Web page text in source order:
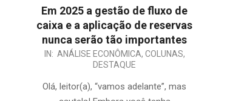
Em 2025 a gestão de fluxo de
caixa e a aplicação de reservas
nunca serão tão importantes
2025-
17
IN: ANÁLISE ECONÔMICA, COLUNAS,
DESTAQUE
Olá, leitor(a), “vamos adelante”, mas